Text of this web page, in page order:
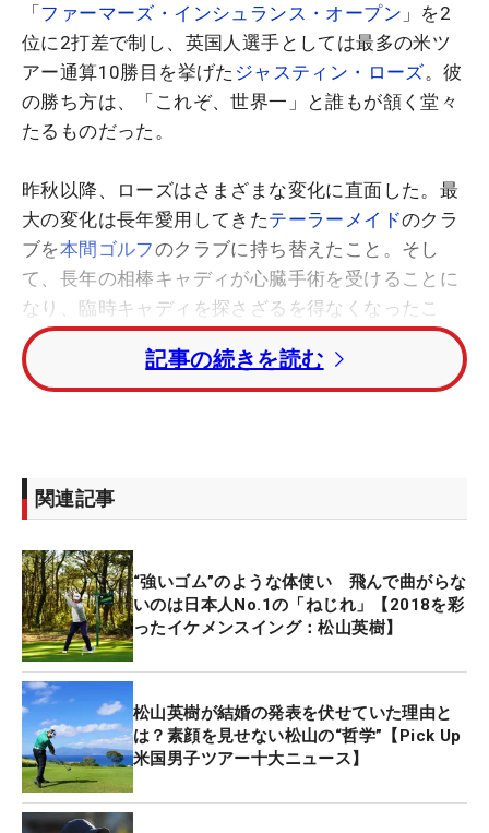
「ファーマーズ・インシュランス・オープン 」を2
位に2打差で制し、英国人選手としては最多の米ツ
アー通算10勝目を挙げた ジャスティン・ローズ。彼
の勝ち方は、「これぞ、世界一」と誰もが頷く堂々
たるものだった。
昨秋以降、ローズはさまざまな変化に直面した。最
大の変化は長年愛用してきたテーラーメイドのクラ
ブを本間ゴルフのクラブに持ち替えたこと。そし
て、長年の相棒キャディが心臓手術を受けることに
なり、臨時キャディを探さざるを得なくなったこ
と。
どちらもパフォーマンスを左右しかねない重大な変
た。
そう感じたローズは2019年の年明けのハワイ2戦に
は出場しない選択をした。その間、新たに手にした
ホンマのクラブと臨時で雇った元
ンソン
ードとともに試合に臨む準備に励んだ。
記事の続きを読む
関連記事
“強いゴム”のような体使い 飛んで曲がらな
いのは日本人No.1の「ねじれ」【2018を彩
ったイケメンスイング：松山英樹】
松山英樹が結婚の発表を伏せていた理由と
は？素顔を見せない松山の“哲学”【Pick Up
米国男子ツアー十大ニュース】